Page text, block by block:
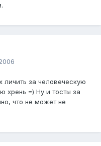
личить за человеческую
хрень =) Ну и тосты за
что не может не